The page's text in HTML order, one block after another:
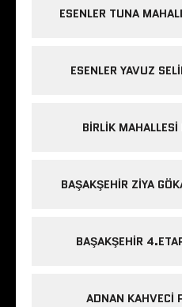
ESENLER TUNA
ESENLER YAVUZ
BIRLIK
BAŞAKŞEHIR ZIYA
BAŞAKŞEHIR
ADNAN KAHVECI